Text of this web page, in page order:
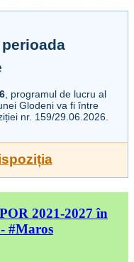
, programul de lucru al
Glodeni va fi între
nr. 159/29.06.2026.
2021-2027 în
#Maros